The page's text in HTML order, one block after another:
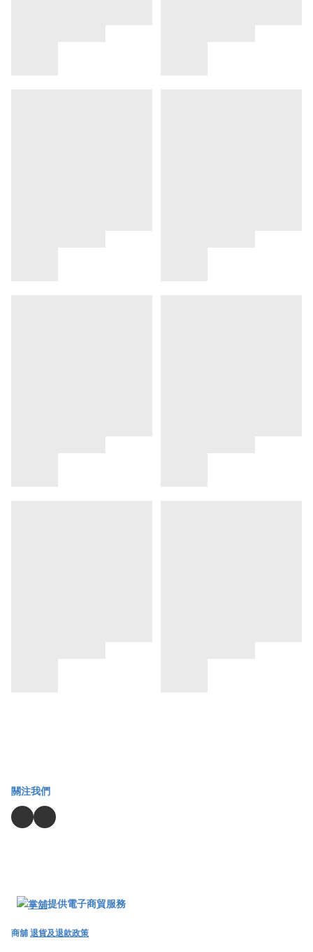
關注我們
提供電子商貿服務
商舖退貨及退款政策